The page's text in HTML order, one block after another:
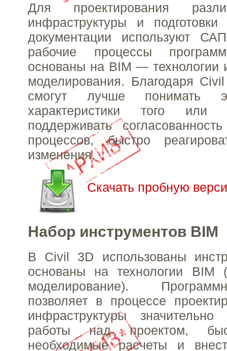
Для проектирования
инфраструктуры и подготовки
документации используют
рабочие процессы
основаны на BIM — технологии
моделирования. Благодаря
смогут лучше понимать
характеристики того или
поддерживать
процессов, быстро
изменения.
Скачать пробную
Набор инструментов BIM
В Civil 3D использованы
основаны на технологии BIM
моделирование).
позволяет в процессе
инфраструктуры значительно
работы над проектом,
необходимые расчеты и